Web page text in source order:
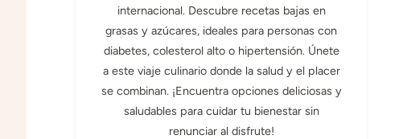
internacional. Descubre recetas bajas en
grasas y azúcares, ideales para personas con
diabetes, colesterol alto o hipertensión. Únete
a este viaje culinario donde la salud y el placer
se combinan. ¡Encuentra opciones deliciosas y
saludables para cuidar tu bienestar sin
renunciar al disfrute!